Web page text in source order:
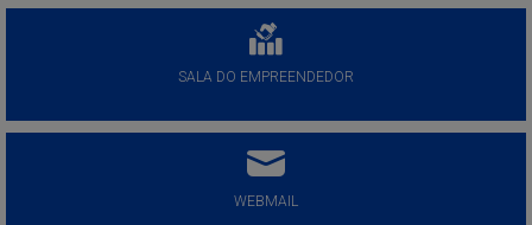
SALA DO EMPREENDEDOR
WEBMAIL